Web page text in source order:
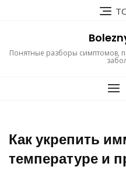
Понятные разборы симптомов,
Как укрепить
температуре и